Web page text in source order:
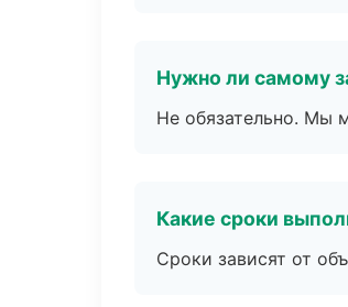
Нужно ли самому
Не обязательно. Мы
Какие сроки
Сроки зависят от